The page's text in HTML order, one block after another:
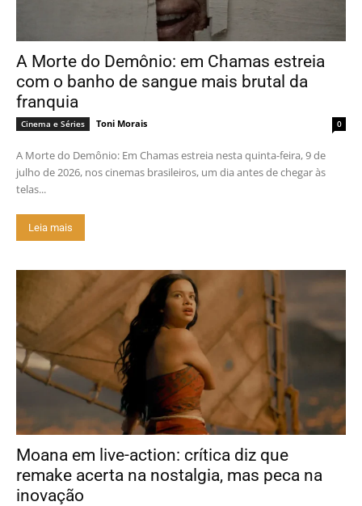
A Morte do Demônio: em Chamas estreia
com o banho de sangue mais brutal da
franquia
Cinema e Séries Toni Morais 0
A Morte do Demônio: Em Chamas estreia nesta quinta-feira, 9 de
julho de 2026, nos cinemas brasileiros, um dia antes de chegar às
telas...
Leia mais
Moana em live-action: crítica diz que
remake acerta na nostalgia, mas peca na
inovação